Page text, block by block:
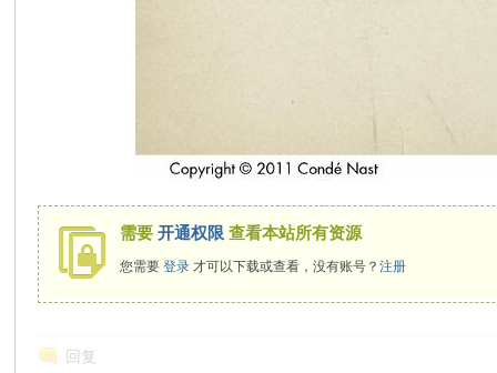
需要开通权限 查看本站所有资源
您需要登录 才可以下载或查看，没有账号？注册
回复